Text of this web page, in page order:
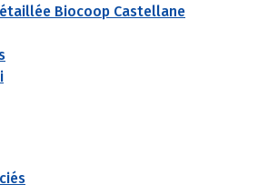
Biocoop Castellane